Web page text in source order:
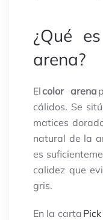
¿Qué
arena?
Elcolor arena
cálidos. Se
matices
natural de la
es
calidez que
gris.
En la carta